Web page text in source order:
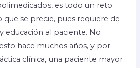
es todo un reto
que se precie, pues requiere de
educación al paciente. No
hace muchos años, y por
clínica, una paciente mayor